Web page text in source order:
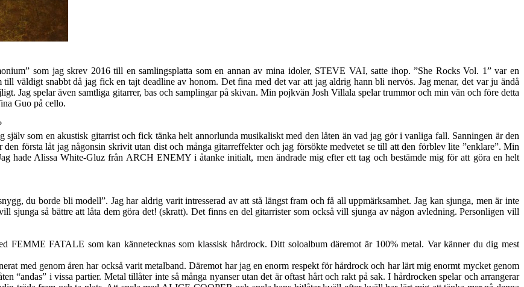
som jag skrev 2016 till en samlingsplatta som en annan av mina idoler, STEVE VAI, satte ihop. ”She Rocks Vol. 1” var en
väldigt snabbt då jag fick en tajt deadline av honom. Det fina med det var att jag aldrig hann bli nervös. Jag menar, det var ju ändå
Jag spelar även samtliga gitarrer, bas och samplingar på skivan. Min pojkvän Josh Villala spelar trummor och min vän och före detta
Guo på cello.
som en akustisk gitarrist och fick tänka helt annorlunda musikaliskt med den låten än vad jag gör i vanliga fall. Sanningen är den
första låt jag någonsin skrivit utan dist och många gitarreffekter och jag försökte medvetet se till att den förblev lite ”enklare”. Min
hade Alissa White-Gluz från ARCH ENEMY i åtanke initialt, men ändrade mig efter ett tag och bestämde mig för att göra en helt
du borde bli modell”. Jag har aldrig varit intresserad av att stå längst fram och få all uppmärksamhet. Jag kan sjunga, men är inte
sjunga så bättre att låta dem göra det! (skratt). Det finns en del gitarrister som också vill sjunga av någon avledning. Personligen vill
FEMME FATALE som kan kännetecknas som klassisk hårdrock. Ditt soloalbum däremot är 100% metal. Var känner du dig mest
med genom åren har också varit metalband. Däremot har jag en enorm respekt för hårdrock och har lärt mig enormt mycket genom
“andas” i vissa partier. Metal tillåter inte så många nyanser utan det är oftast hårt och rakt på sak. I hårdrocken spelar och arrangerar